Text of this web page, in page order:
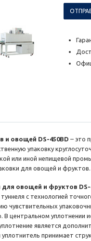
и овощей DS-450BD – это
упаковку
или иной непищевой
для овощей и фруктов.
овощей и фруктов DS-
с технологией
чувствительных
центральном уплотнении
является
принимает